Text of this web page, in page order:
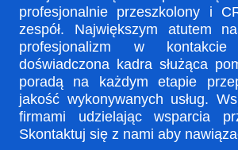
profesjonalnie przeszkolony i
zespół. Największym atutem
profesjonalizm w
doświadczona kadra służąca
poradą na każdym etapie
jakość wykonywanych usług.
firmami udzielając wsparcia
Skontaktuj się z nami aby